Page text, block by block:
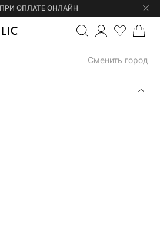
ПРИ ОПЛАТЕ ОНЛАЙН
Сменить город
ПЛАТЬЕ-ХАЛТЕР С БАНТОМ